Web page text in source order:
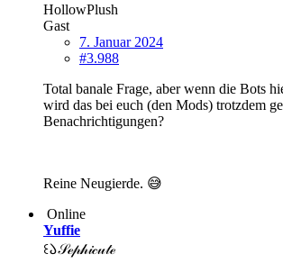
HollowPlush
Gast
7. Januar 2024
#3.988
Total banale Frage, aber wenn die Bots
wird das bei euch (den Mods) trotzdem
Benachrichtigungen?
Reine Neugierde. 😅
Online
Yuffie
꒰𑁬𝒮ℯ𝓅𝒽𝒾𝒸𝓊𝓉ℯ